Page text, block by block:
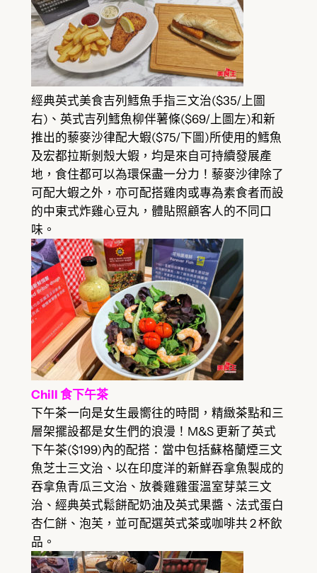
經典英式美食吉列鱈魚手指三文治($35/上圖
右)、英式吉列鱈魚柳伴薯條($69/上圖左)和新
推出的藜麥沙律配大蝦($75/下圖)所使用的鱈魚
及宏都拉斯剝殼大蝦，均是來自可持續發展產
地，食住都可以為環保盡一分力！藜麥沙律除了
可配大蝦之外，亦可配搭雞肉或專為素食者而設
的中東式炸雞心豆丸，體貼照顧客人的不同口
味。
Chill 食下午茶
下午茶一向是女生最嚮往的時間，精緻茶點和三
層架擺設都是女生們的浪漫！M&S 更新了英式
下午茶($199)內的配搭：當中包括蘇格蘭煙三文
魚芝士三文治、以在印度洋的新鮮吞拿魚製成的
吞拿魚青瓜三文治、放養雞雞蛋溫室芽菜三文
治、經典英式鬆餅配奶油及英式果醬、法式蛋白
杏仁餅、泡芙，並可配選英式茶或咖啡共 2 杯飲
品。